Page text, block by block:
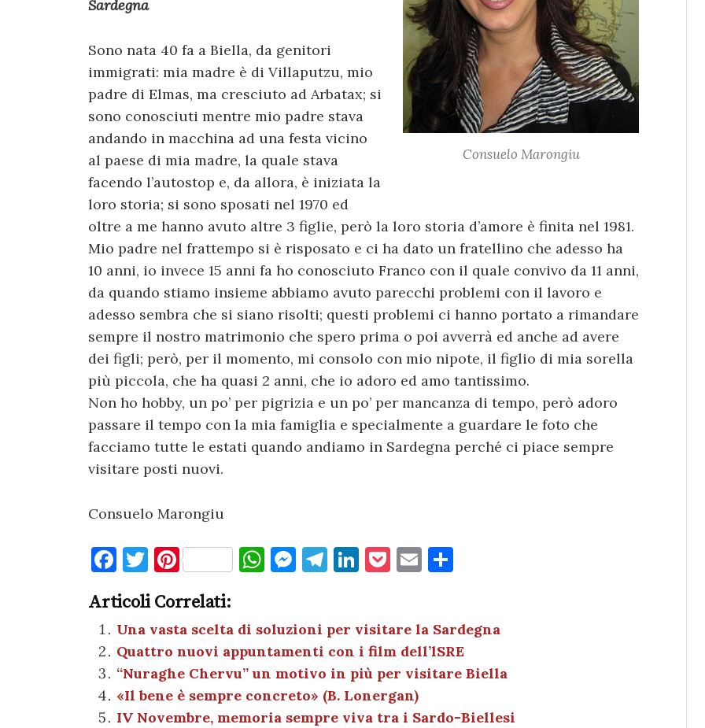
Consuelo Marongiu
Sardegna
Sono nata 40 fa a Biella, da genitori
immigrati: mia madre è di Villaputzu, mio
padre di Elmas, ma cresciuto ad Arbatax; si
sono conosciuti mentre mio padre stava
andando in macchina ad una festa vicino
al paese di mia madre, la quale stava
facendo l’autostop e, da allora, è iniziata la
loro storia; si sono sposati nel 1970 ed
oltre a me hanno avuto altre 3 figlie, però la loro storia d’amore è finita nel 1981.
Mio padre nel frattempo si è risposato e ci ha dato un fratellino che adesso ha
10 anni, io invece 15 anni fa ho conosciuto Franco con il quale convivo da 11 anni,
da quando stiamo insieme abbiamo avuto parecchi problemi con il lavoro e
adesso sembra che si siano risolti; questi problemi ci hanno portato a rimandare
sempre il nostro matrimonio che spero prima o poi avverrà ed anche ad avere
dei figli; però, per il momento, mi consolo con mio nipote, il figlio di mia sorella
più piccola, che ha quasi 2 anni, che io adoro ed amo tantissimo.
Non ho hobby, un po’ per pigrizia e un po’ per mancanza di tempo, però adoro
passare il tempo con la mia famiglia e specialmente a guardare le foto che
facciamo tutte le estati quando andiamo in Sardegna perché ci piace sempre
visitare posti nuovi.
Consuelo Marongiu
F
a
c
e
b
o
o
T
w
it
te
r
Pi
nt
er
es
t
W
s
A
p
p
M
n
g
er
T
gr
a
m
Li
e
dI
n
P
k
et
E
l di
vi
di
Articoli Correlati:
Una vasta scelta di soluzioni per visitare la Sardegna
Quattro nuovi appuntamenti con i film dell’lSRE
“Nuraghe Chervu” un motivo in più per visitare Biella
«Il bene è sempre concreto» (B. Lonergan)
IV Novembre, memoria sempre viva tra i Sardo-Biellesi